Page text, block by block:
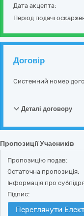
Дата акцепта:
Період подачі
Договір
Системний номер
Деталі договору
Пропозиції Учасників
Пропозицію подав:
Остаточна пропозиція:
Інформація про
Підпис:
Переглянути